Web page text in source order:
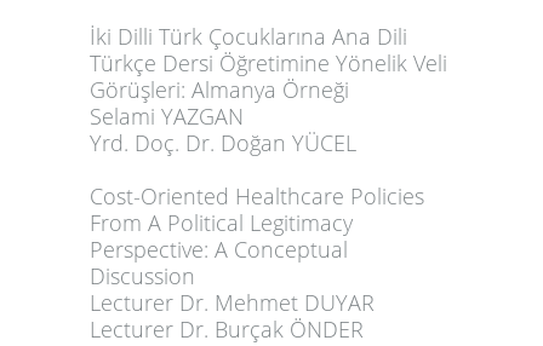
İki Dilli Türk Çocuklarına Ana Dili
Türkçe Dersi Öğretimine Yönelik Veli
Görüşleri: Almanya Örneği
Selami YAZGAN
Yrd. Doç. Dr. Doğan YÜCEL
Cost-Oriented Healthcare Policies
From A Political Legitimacy
Perspective: A Conceptual
Discussion
Lecturer Dr. Mehmet DUYAR
Lecturer Dr. Burçak ÖNDER